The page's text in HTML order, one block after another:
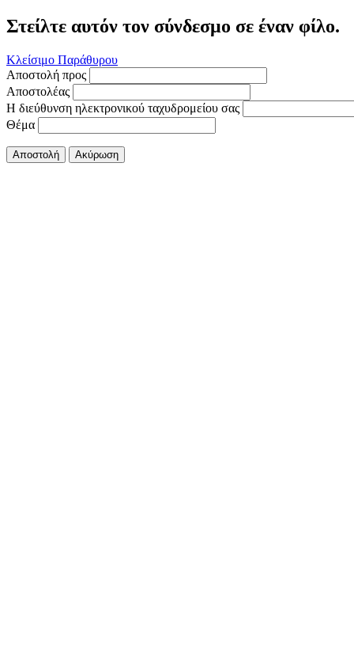
Στείλτε αυτόν τον σύνδεσμο σε έναν φίλο.
Κλείσιμο Παράθυρου
Αποστολή προς
Αποστολέας
Η διεύθυνση ηλεκτρονικού ταχυδρομείου σας
Θέμα
Αποστολή Ακύρωση